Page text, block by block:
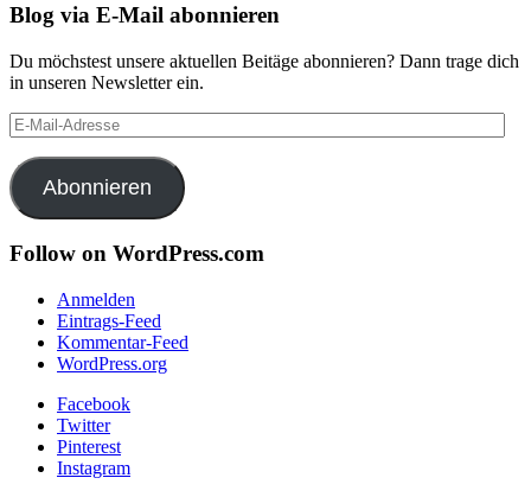
Blog via E-Mail abonnieren
Du möchstest unsere aktuellen Beitäge abonnieren? Dann trage dich
in unseren Newsletter ein.
E-
Mail-
Adresse
Abonnieren
Follow on WordPress.com
Anmelden
Eintrags-Feed
Kommentar-Feed
WordPress.org
Facebook
Twitter
Pinterest
Instagram